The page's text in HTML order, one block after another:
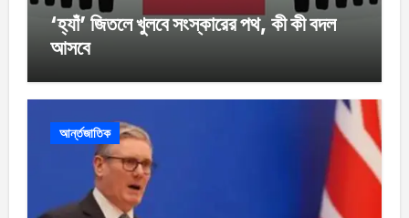
‘হ্যাঁ’ জিতলে খুলবে সংস্কারের পথ, কী কী বদল
আসবে
আর্ন্তজাতিক